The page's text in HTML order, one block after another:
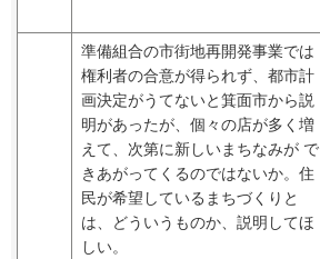
準備組合の市街地再開発事業では
権利者の合意が得られず、都市計
画決定がうてないと箕面市から説
明があったが、個々の店が多く増
えて、次第に新しいまちなみが で
きあがってくるのではないか。住
民が希望しているまちづくりと
は、どういうものか、説明してほ
しい。